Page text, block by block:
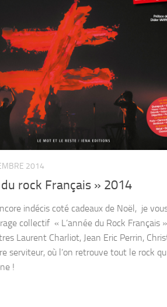
2014
du rock Français » 2014
indécis coté cadeaux de Noël, je
collectif « L’année du Rock Français
Laurent Charliot, Jean Eric Perrin,
serviteur, où l’on retrouve tout le rock
!